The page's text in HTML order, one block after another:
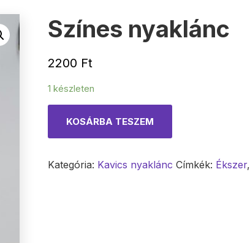
Színes nyaklánc
2200 Ft
1 készleten
KOSÁRBA TESZEM
Kategória: Kavics nyaklánc Címkék: Ékszer,